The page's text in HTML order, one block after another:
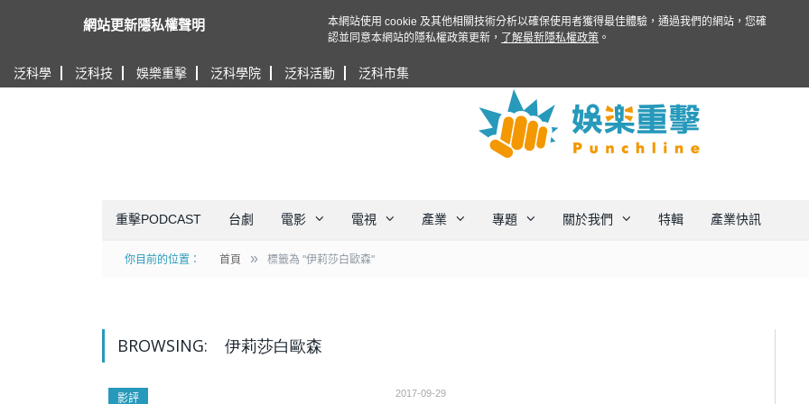
泛科學 泛科技 娛樂重擊 泛科學院 泛科活動 泛科市集
重擊PODCAST 台劇 電影 電視 產業 專題 關於我們 特輯 產業快訊
你目前的位置： 首頁 » 標籤為 "伊莉莎白歐森"
BROWSING: 伊莉莎白歐森
影評 2017-09-29
網站更新隱私權聲明
本網站使用 cookie 及其他相關技術分析以確保使用者獲得最佳體驗，通過我們的網站，您確
認並同意本網站的隱私權政策更新，
了解最新隱私權政策 。